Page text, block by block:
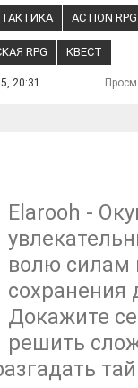
ТАКТИКА ACTION RPG
RPG КВЕСТ
20:31
Elarooh -
волю силам
сохранения
Докажите
решить